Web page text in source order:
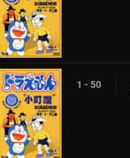
1 - 50